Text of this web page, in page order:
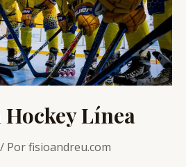
Hockey Línea
/ Porfisioandreu.com